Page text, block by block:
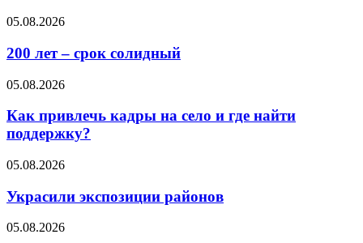
05.08.2026
200 лет – срок солидный
05.08.2026
Как привлечь кадры на село и где найти
поддержку?
05.08.2026
Украсили экспозиции районов
05.08.2026